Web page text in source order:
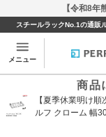
【令和8年
スチールラックNo.1の通販
メニュー
商品
【夏季休業明け
ルフ クローム 幅